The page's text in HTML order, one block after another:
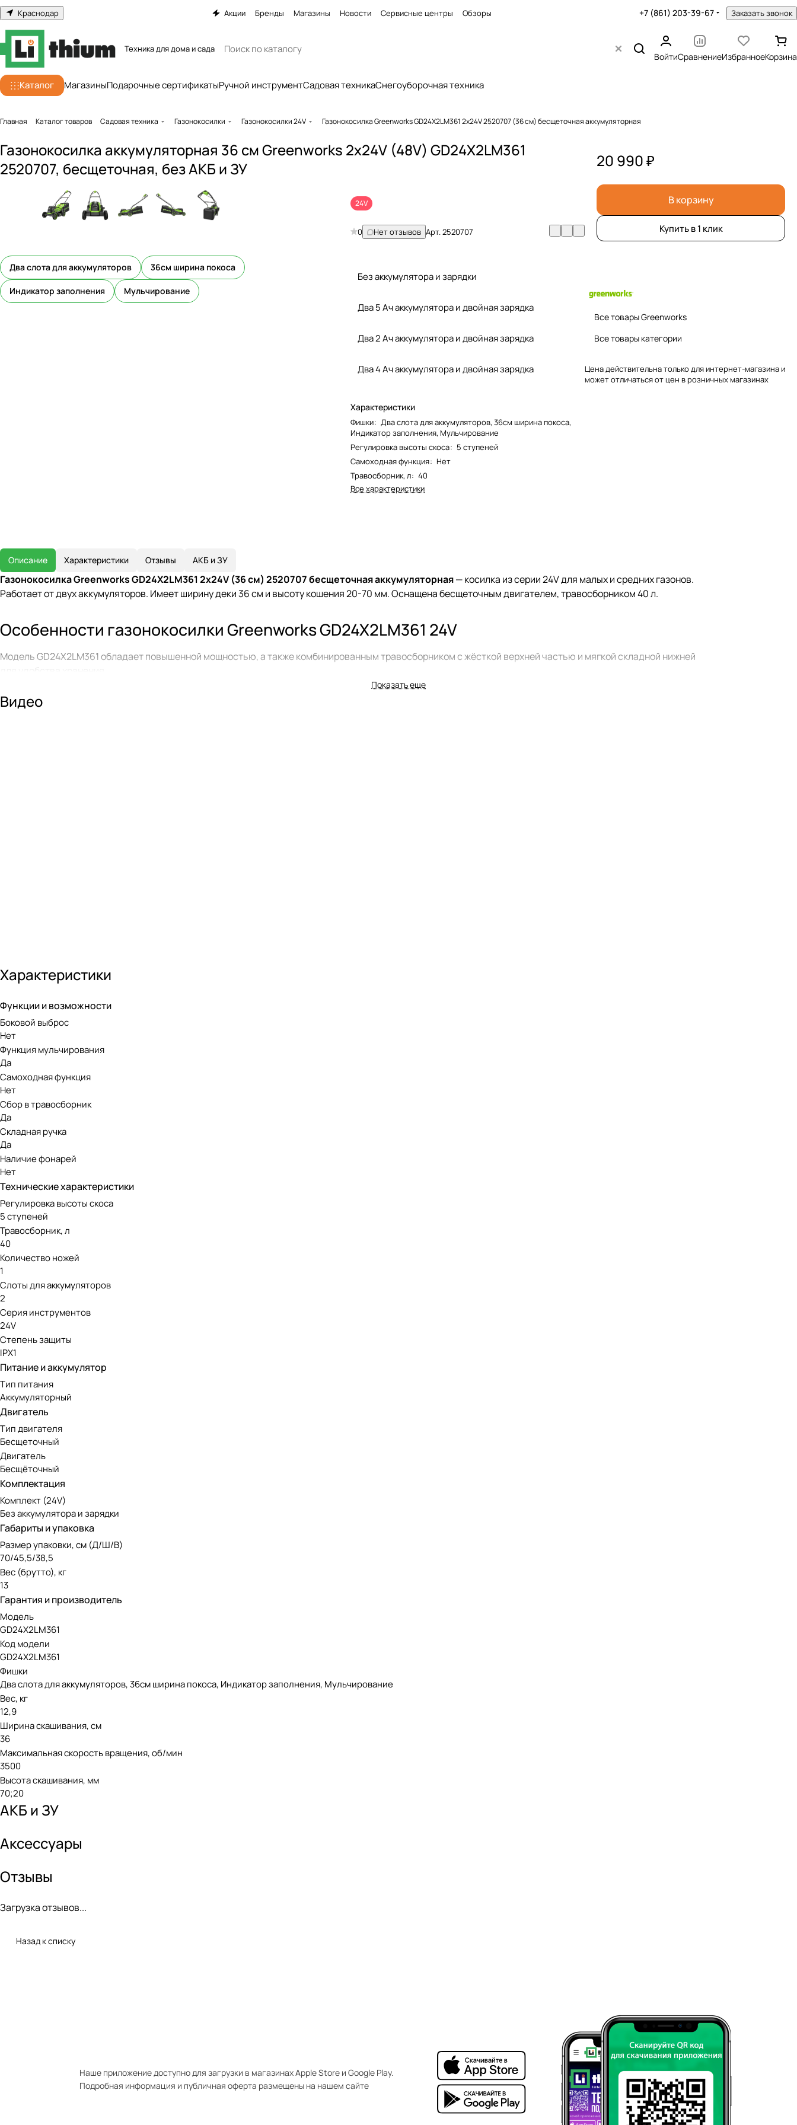
Краснодар Акции Бренды Магазины Новости Сервисные центры Обзоры +7 (861) 203-39-67 Заказать звонок
Техника для дома и сада
ВойтиСравнениеИзбранноеКорзина
Каталог МагазиныПодарочные сертификатыРучной инструментСадовая техникаСнегоуборочная техника
Главная Каталог товаров Садовая техника Газонокосилки Газонокосилки 24V Газонокосилка Greenworks GD24X2LM361 2х24V 2520707 (36 см) бесщеточная аккумуляторная
Газонокосилка аккумуляторная 36 см Greenworks 2х24V (48V) GD24X2LM361
2520707, бесщеточная, без АКБ и ЗУ
Два слота для аккумуляторов 36см ширина покоса
Индикатор заполнения Мульчирование
24V
0 Нет отзывов Арт.2520707
Без аккумулятора и зарядки
Два 5 Ач аккумулятора и двойная зарядка
Два 2 Ач аккумулятора и двойная зарядка
Два 4 Ач аккумулятора и двойная зарядка
Характеристики
Фишки: Два слота для аккумуляторов, 36см ширина покоса,
Индикатор заполнения, Мульчирование
Регулировка высоты скоса: 5 ступеней
Самоходная функция: Нет
Травосборник, л: 40
Все характеристики
20 990 ₽
В корзину
Купить в 1 клик
Все товары Greenworks
Все товары категории
Цена действительна только для интернет-магазина и
может отличаться от цен в розничных магазинах
Описание Характеристики Отзывы АКБ и ЗУ
Газонокосилка Greenworks GD24X2LM361 2х24V (36 см) 2520707 бесщеточная аккумуляторная— косилка из серии 24V для малых и средних газонов.
Работает от двух аккумуляторов. Имеет ширину деки 36 см и высоту кошения 20-70 мм. Оснащена бесщеточным двигателем, травосборником 40 л.
Особенности газонокосилки Greenworks GD24X2LM361 24V
Модель GD24X2LM361 обладает повышенной мощностью, а также комбинированным травосборником с жёсткой верхней частью и мягкой складной нижней
для удобства хранения.
Устройство оснащено новой эргономичной конструкцией выключателя и стильными колёсами. Для питания газонокосилки используются две
аккумуляторные батареи напряжением 24 В, которые подключаются последовательно, создавая суммарное напряжение 48 В. Это позволяет удвоить
Показать еще
Видео
Характеристики
Функции и возможности
Боковой выброс
Нет
Функция мульчирования
Да
Самоходная функция
Нет
Сбор в травосборник
Да
Складная ручка
Да
Наличие фонарей
Нет
Технические характеристики
Регулировка высоты скоса
5 ступеней
Травосборник, л
40
Количество ножей
1
Слоты для аккумуляторов
2
Серия инструментов
24V
Степень защиты
IPX1
Питание и аккумулятор
Тип питания
Аккумуляторный
Двигатель
Тип двигателя
Бесщеточный
Двигатель
Бесщёточный
Комплектация
Комплект (24V)
Без аккумулятора и зарядки
Габариты и упаковка
Размер упаковки, см (Д/Ш/В)
70/45,5/38,5
Вес (брутто), кг
13
Гарантия и производитель
Модель
GD24X2LM361
Код модели
GD24X2LM361
Фишки
Два слота для аккумуляторов, 36см ширина покоса, Индикатор заполнения, Мульчирование
Вес, кг
12,9
Ширина скашивания, см
36
Максимальная скорость вращения, об/мин
3500
Высота скашивания, мм
70;20
АКБ и ЗУ
Аксессуары
Отзывы
Загрузка отзывов...
Назад к списку
Наше приложение доступно для загрузки в магазинах Apple Store и Google Play.
Подробная информация и публичная оферта размещены на нашем сайте